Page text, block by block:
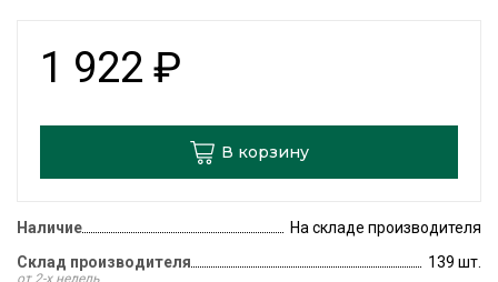
1 922 ₽
В корзину
Наличие
На складе производителя
Склад производителя
от 2-х недель
139 шт.